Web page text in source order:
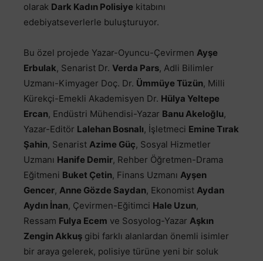
olarak Dark Kadın Polisiye kitabını
edebiyatseverlerle buluşturuyor.
Bu özel projede Yazar-Oyuncu-Çevirmen Ayşe
Erbulak, Senarist Dr. Verda Pars, Adli Bilimler
Uzmanı-Kimyager Doç. Dr. Ümmüye Tüzün, Milli
Kürekçi-Emekli Akademisyen Dr. Hülya Yeltepe
Ercan, Endüstri Mühendisi-Yazar Banu Akeloğlu,
Yazar-Editör Lalehan Bosnalı, İşletmeci Emine Tırak
Şahin, Senarist Azime Güç, Sosyal Hizmetler
Uzmanı Hanife Demir, Rehber Öğretmen-Drama
Eğitmeni Buket Çetin, Finans Uzmanı Ayşen
Gencer, Anne Gözde Saydan, Ekonomist Aydan
Aydın İnan, Çevirmen-Eğitimci Hale Uzun,
Ressam Fulya Ecem ve Sosyolog-Yazar Aşkın
Zengin Akkuş gibi farklı alanlardan önemli isimler
bir araya gelerek, polisiye türüne yeni bir soluk